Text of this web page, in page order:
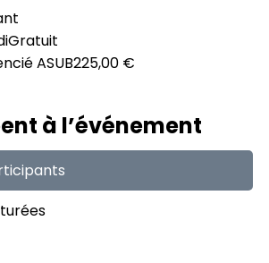
Gratuit
ASUB225,00 €
à l’événement